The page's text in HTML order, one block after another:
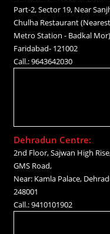
Part-2, Sector 19, Near
Chulha Restaurant (Nearest
Metro Station - Badkal Mor)
Faridabad- 121002
Call.: 9643642030
Dehradun Centre:
2nd Floor, Sajwan High
GMS Road,
Near: Kamla Palace,
248001
Call.: 9410101902